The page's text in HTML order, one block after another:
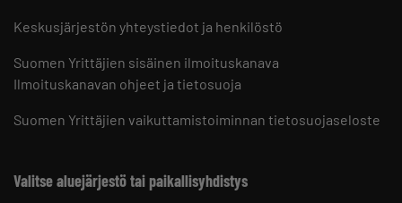
Keskusjärjestön yhteystiedot ja henkilöstö
Suomen Yrittäjien sisäinen ilmoituskanava
Ilmoituskanavan ohjeet ja tietosuoja
Suomen Yrittäjien vaikuttamistoiminnan tietosuojaseloste
Valitse aluejärjestö tai paikallisyhdistys